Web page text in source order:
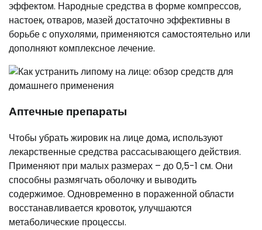
эффектом. Народные средства в форме компрессов,
настоек, отваров, мазей достаточно эффективны в
борьбе с опухолями, применяются самостоятельно или
дополняют комплексное лечение.
Аптечные препараты
Чтобы убрать жировик на лице дома, используют
лекарственные средства рассасывающего действия.
Применяют при малых размерах – до 0,5-1 см. Они
способны размягчать оболочку и выводить
содержимое. Одновременно в пораженной области
восстанавливается кровоток, улучшаются
метаболические процессы.